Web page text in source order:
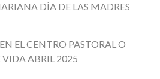
DÍA DE LAS MADRES
EL CENTRO PASTORAL O
ABRIL 2025